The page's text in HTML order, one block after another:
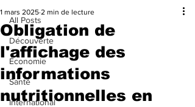
All Posts
Découverte
Économie
Santé
International
Obligation de
l'affichage des
informations
nutritionnelles en
1 mars 2025 2 min de lecture